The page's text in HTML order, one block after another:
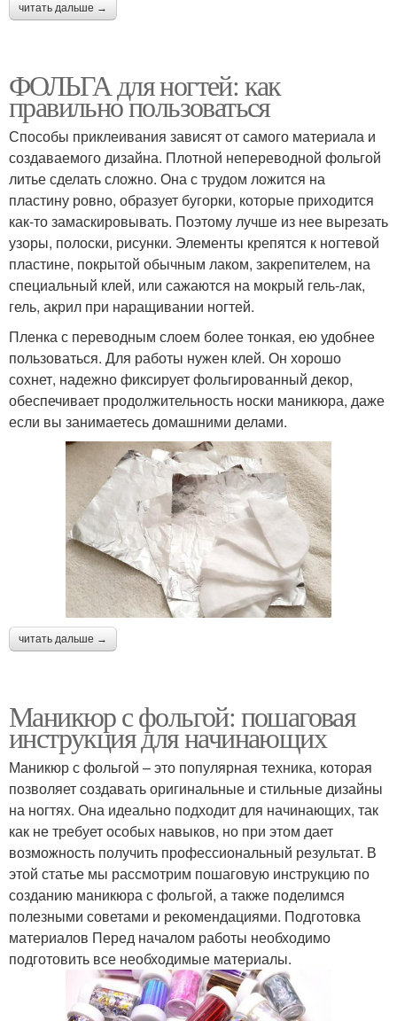
читать дальше →
ФОЛЬГА для ногтей: как
правильно пользоваться
Способы приклеивания зависят от самого материала и
создаваемого дизайна. Плотной непереводной фольгой
литье сделать сложно. Она с трудом ложится на
пластину ровно, образует бугорки, которые приходится
как-то замаскировывать. Поэтому лучше из нее вырезать
узоры, полоски, рисунки. Элементы крепятся к ногтевой
пластине, покрытой обычным лаком, закрепителем, на
специальный клей, или сажаются на мокрый гель-лак,
гель, акрил при наращивании ногтей.
Пленка с переводным слоем более тонкая, ею удобнее
пользоваться. Для работы нужен клей. Он хорошо
сохнет, надежно фиксирует фольгированный декор,
обеспечивает продолжительность носки маникюра, даже
если вы занимаетесь домашними делами.
читать дальше →
Маникюр с фольгой: пошаговая
инструкция для начинающих
Маникюр с фольгой – это популярная техника, которая
позволяет создавать оригинальные и стильные дизайны
на ногтях. Она идеально подходит для начинающих, так
как не требует особых навыков, но при этом дает
возможность получить профессиональный результат. В
этой статье мы рассмотрим пошаговую инструкцию по
созданию маникюра с фольгой, а также поделимся
полезными советами и рекомендациями. Подготовка
материалов Перед началом работы необходимо
подготовить все необходимые материалы.